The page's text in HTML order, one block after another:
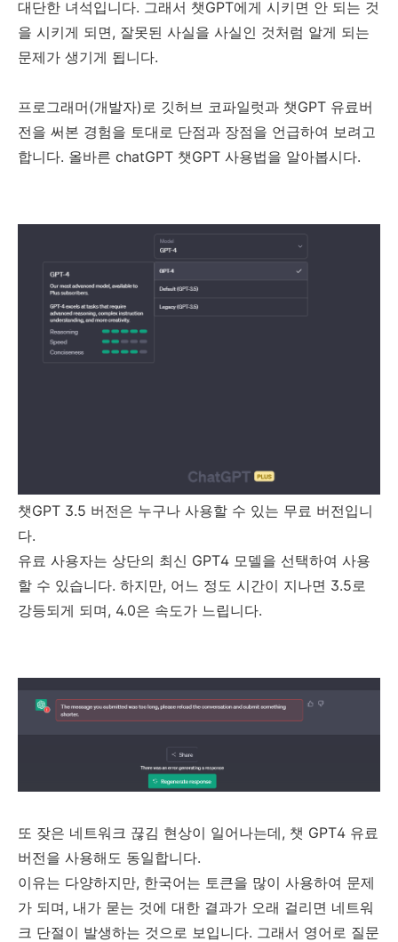
대단한 녀석입니다. 그래서 챗GPT에게 시키면 안 되는 것
을 시키게 되면, 잘못된 사실을 사실인 것처럼 알게 되는
문제가 생기게 됩니다.
프로그래머(개발자)로 깃허브 코파일럿과 챗GPT 유료버
전을 써본 경험을 토대로 단점과 장점을 언급하여 보려고
합니다. 올바른 chatGPT 챗GPT 사용법을 알아봅시다.
챗GPT 3.5 버전은 누구나 사용할 수 있는 무료 버전입니
다.
유료 사용자는 상단의 최신 GPT4 모델을 선택하여 사용
할 수 있습니다. 하지만, 어느 정도 시간이 지나면 3.5로
강등되게 되며, 4.0은 속도가 느립니다.
또 잦은 네트워크 끊김 현상이 일어나는데, 챗 GPT4 유료
버전을 사용해도 동일합니다.
이유는 다양하지만, 한국어는 토큰을 많이 사용하여 문제
가 되며, 내가 묻는 것에 대한 결과가 오래 걸리면 네트워
크 단절이 발생하는 것으로 보입니다. 그래서 영어로 질문